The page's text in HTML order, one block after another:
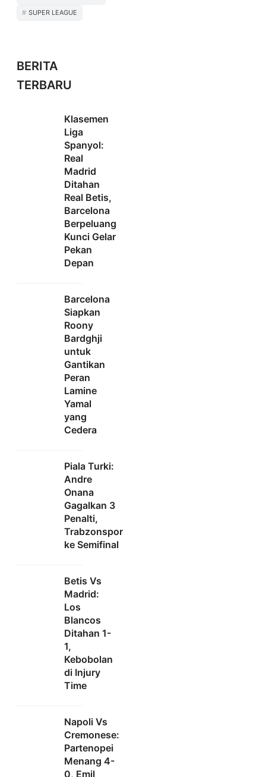
SUPER LEAGUE
BERITA
TERBARU
Klasemen
Liga
Spanyol:
Real
Madrid
Ditahan
Real Betis,
Barcelona
Berpeluang
Kunci Gelar
Pekan
Depan
Barcelona
Siapkan
Roony
Bardghji
untuk
Gantikan
Peran
Lamine
Yamal
yang
Cedera
Piala Turki:
Andre
Onana
Gagalkan 3
Penalti,
Trabzonspor
ke Semifinal
Betis Vs
Madrid:
Los
Blancos
Ditahan 1-
1,
Kebobolan
di Injury
Time
Napoli Vs
Cremonese:
Partenopei
Menang 4-
0, Emil